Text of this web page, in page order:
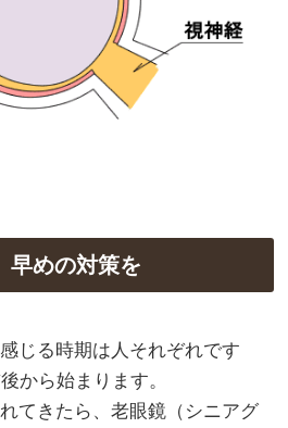
早めの対策を
じる時期は人それぞれです
から始まります。
てきたら、老眼鏡（シニアグ